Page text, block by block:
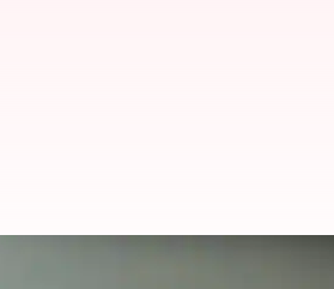
वाली दिक्कतों को इन